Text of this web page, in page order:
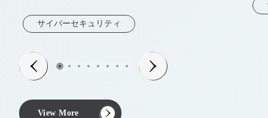
サイバーセキュリティ
View More